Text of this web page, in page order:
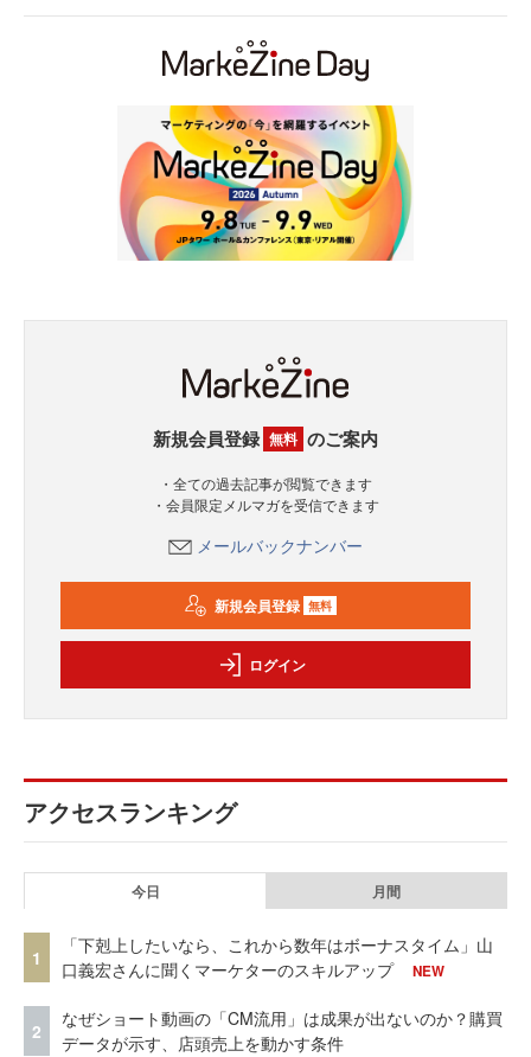
新規会員登録 無料 のご案内
・全ての過去記事が閲覧できます
・会員限定メルマガを受信できます
メールバックナンバー
新規会員登録 無料
ログイン
アクセスランキング
今日 月間
1
「下剋上したいなら、これから数年はボーナスタイム」山
口義宏さんに聞くマーケターのスキルアップ
NEW
2
なぜショート動画の「CM流用」は成果が出ないのか？購買
データが示す、店頭売上を動かす条件